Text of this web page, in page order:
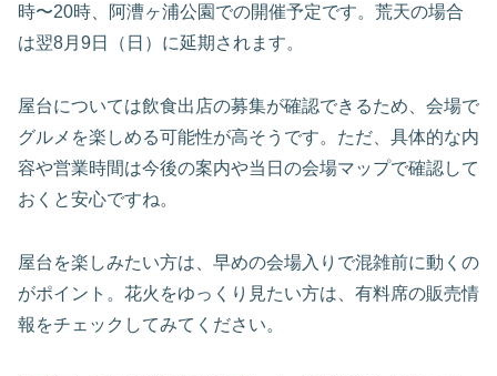
時〜20時、阿漕ヶ浦公園での開催予定です。荒天の場合
は翌8月9日（日）に延期されます。
屋台については飲食出店の募集が確認できるため、会場で
グルメを楽しめる可能性が高そうです。ただ、具体的な内
容や営業時間は今後の案内や当日の会場マップで確認して
おくと安心ですね。
屋台を楽しみたい方は、早めの会場入りで混雑前に動くの
がポイント。花火をゆっくり見たい方は、有料席の販売情
報をチェックしてみてください。